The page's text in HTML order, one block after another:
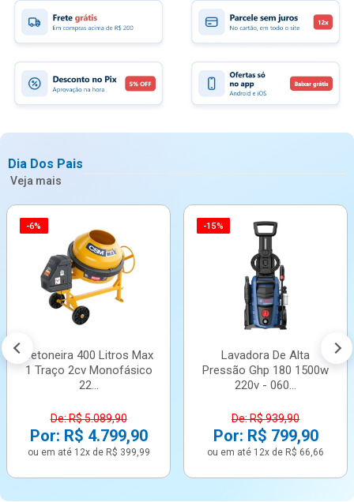
Dia Dos Pais
Veja mais
-6%
Betoneira 400 Litros Max
1 Traço 2cv Monofásico
22...
De: R$ 5.089,90
Por: R$ 4.799,90
ou em até 12x de R$ 399,99
-15%
Lavadora De Alta
Pressão Ghp 180 1500w
220v - 060...
De: R$ 939,90
Por: R$ 799,90
ou em até 12x de R$ 66,66